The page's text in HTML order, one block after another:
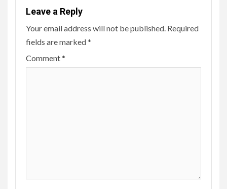
Leave a Reply
Your email address will not be published. Required
fields are marked*
Comment*